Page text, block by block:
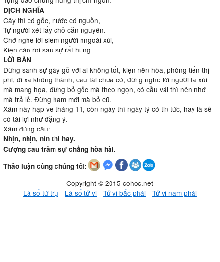
DỊCH NGHĨA
Cây thì có gốc, nước có nguồn,
Tự người xét lấy chỗ căn nguyên.
Chớ nghe lời siềm người nngoài xúi,
Kiện cáo rồi sau sự rất hung.
LỜI BÀN
Đừng sanh sự gây gỗ với ai không tốt, kiện nên hòa, phòng tiến thị
phi, đi xa không thành, cầu tài chưa có, đừng nghe lời người ta xúi
mà mang họa, đừng bỏ gốc mà theo ngọn, có cầu vái thì nên nhớ
mà trả lễ. Đừng ham mới mà bỏ cũ.
Xâm này hạp về tháng 11, còn ngày thì ngày tý có tin tức, hay là sẽ
có tài lợi như đặng ý.
Xâm đúng câu:
Nhịn, nhịn, nín thì hay.
Cượng cầu trăm sự chẳng hòa hài.
Thảo luận cùng chúng tôi:
Copyright © 2015 cohoc.net
Lá số tứ trụ - Lá số tử vi- Tử vi bắc phái- Tử vi nam phái